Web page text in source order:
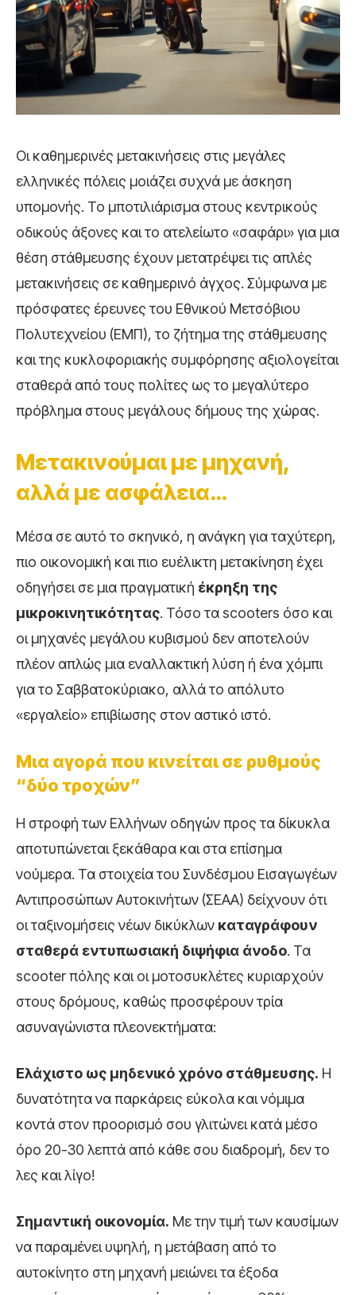
Οι καθημερινές μετακινήσεις στις μεγάλες
ελληνικές πόλεις μοιάζει συχνά με άσκηση
υπομονής. Το μποτιλιάρισμα στους κεντρικούς
οδικούς άξονες και το ατελείωτο «σαφάρι» για μια
θέση στάθμευσης έχουν μετατρέψει τις απλές
μετακινήσεις σε καθημερινό άγχος. Σύμφωνα με
πρόσφατες έρευνες του Εθνικού Μετσόβιου
Πολυτεχνείου (ΕΜΠ), το ζήτημα της στάθμευσης
και της κυκλοφοριακής συμφόρησης αξιολογείται
σταθερά από τους πολίτες ως το μεγαλύτερο
πρόβλημα στους μεγάλους δήμους της χώρας.
Μετακινούμαι με μηχανή,
αλλά με ασφάλεια…
Μέσα σε αυτό το σκηνικό, η ανάγκη για ταχύτερη,
πιο οικονομική και πιο ευέλικτη μετακίνηση έχει
οδηγήσει σε μια πραγματική έκρηξη της
μικροκινητικότητας. Τόσο ταscooters όσο και
οι μηχανές μεγάλου κυβισμού δεν αποτελούν
πλέον απλώς μια εναλλακτική λύση ή ένα χόμπι
για το Σαββατοκύριακο, αλλά το απόλυτο
«εργαλείο» επιβίωσης στον αστικό ιστό.
Μια αγορά που κινείται σε ρυθμούς
“δύο τροχών”
Η στροφή των Ελλήνων οδηγών προς τα δίκυκλα
αποτυπώνεται ξεκάθαρα και στα επίσημα
νούμερα. Τα στοιχεία του Συνδέσμου Εισαγωγέων
Αντιπροσώπων Αυτοκινήτων (ΣΕΑΑ) δείχνουν ότι
οι ταξινομήσεις νέων δικύκλων καταγράφουν
σταθερά εντυπωσιακή διψήφια άνοδο. Τα
scooterπόλης και οι μοτοσυκλέτες κυριαρχούν
στους δρόμους, καθώς προσφέρουν τρία
ασυναγώνιστα πλεονεκτήματα:
Ελάχιστο ως μηδενικό χρόνο στάθμευσης. Η
δυνατότητα να παρκάρεις εύκολα και νόμιμα
κοντά στον προορισμό σου γλιτώνει κατά μέσο
όρο 20-30 λεπτά από κάθε σου διαδρομή, δεν το
λες και λίγο!
Σημαντική οικονομία. Με την τιμή των καυσίμων
να παραμένει υψηλή, η μετάβαση από το
αυτοκίνητο στη μηχανή μειώνει τα έξοδα